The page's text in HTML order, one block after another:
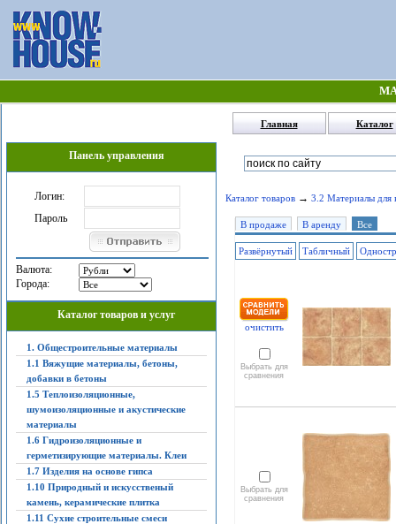
Главная Каталог
Панель управления
Логин:
Пароль
Валюта:
Города:
Каталог товаров и услуг
1. Общестроительные материалы
1.1 Вяжущие материалы, бетоны,
добавки в бетоны
1.5 Теплоизоляционные,
шумоизоляционные и акустические
материалы
1.6 Гидроизоляционные и
герметизирующие материалы. Клеи
1.7 Изделия на основе гипса
1.10 Природный и искусственый
камень, керамические плитка
1.11 Сухие строительные смеси
Каталог товаров→ 3.2 Материалы для
В продаже В аренду Все
Развёрнутый Табличный
очистить
Выбрать для
сравнения
Выбрать для
сравнения